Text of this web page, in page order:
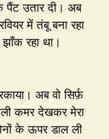
पैंट उतार दी। अब
में तंबू बना रहा
रहा था।
अब वो सिर्फ़
कमर देखकर मेरा
के ऊपर डाल ली